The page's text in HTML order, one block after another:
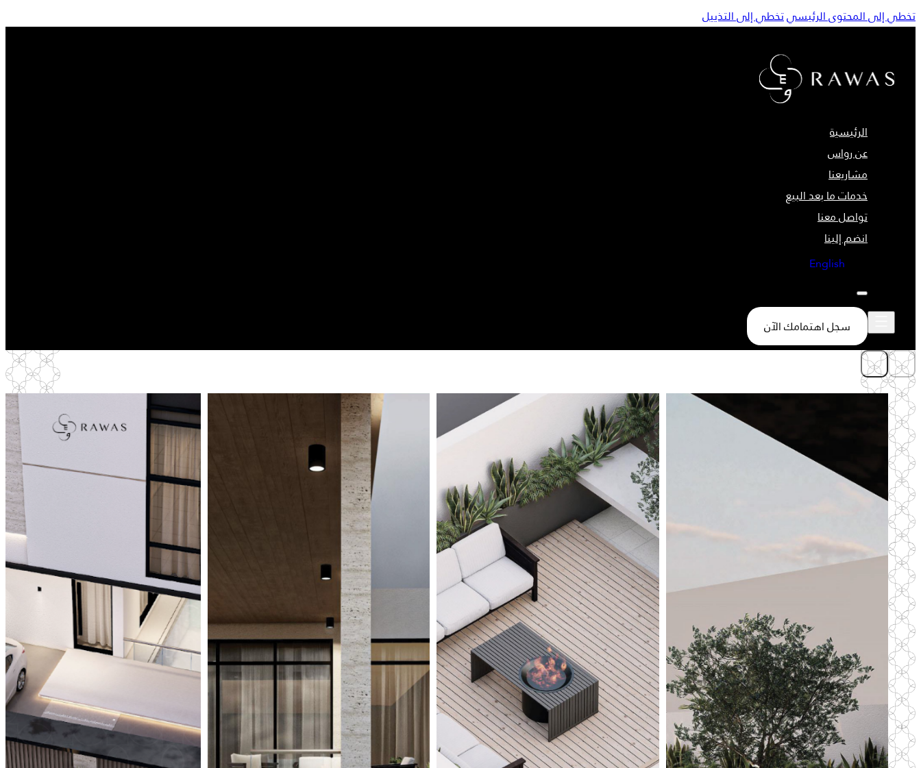
تخطي إلى المحتوى الرئيسيتخطي إلى التذييل
الرئيسية
عن رواس
مشاريعنا
خدمات ما بعد البيع
تواصل معنا
انضم إلينا
English
سجل اهتمامك الآن